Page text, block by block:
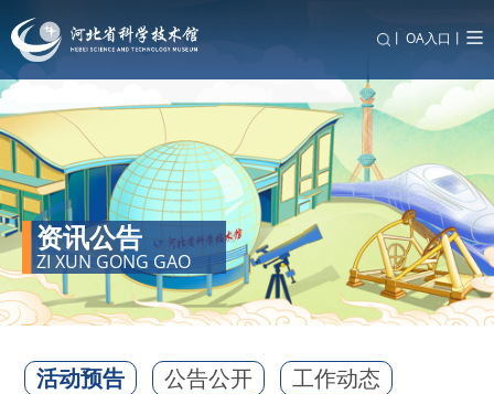
丨 OA入口丨
资讯公告
ZI XUN GONG GAO
活动预告 公告公开 工作动态